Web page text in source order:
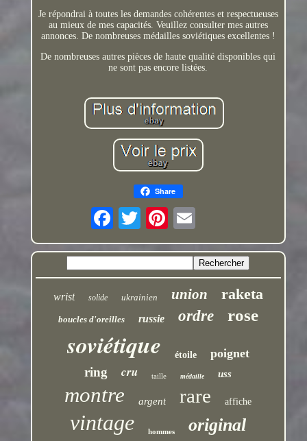
Je répondrai à toutes les demandes cohérentes et respectueuses
au mieux de mes capacités. Veuillez consulter mes autres
annonces. De nombreuses médailles soviétiques excellentes !
De nombreuses autres pièces de haute qualité disponibles qui
ne sont pas encore listées.
Share
wrist solide ukrainien union raketa
boucles d'oreilles russie ordre rose
soviétique étoile poignet
ring cru taille médaille uss
montre argent rare affiche
vintage hommes original